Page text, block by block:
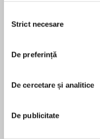
consimțământului
Strict necesare
De preferință
De cercetare și analitice
De publicitate
Deși ne-am dori să
bătrâneți alături de
la divorț. Și de aici
reproșuri, lacrimi,
condamnă (ori îl
suntem civilizați,
cum mai vreți,
În acest moment